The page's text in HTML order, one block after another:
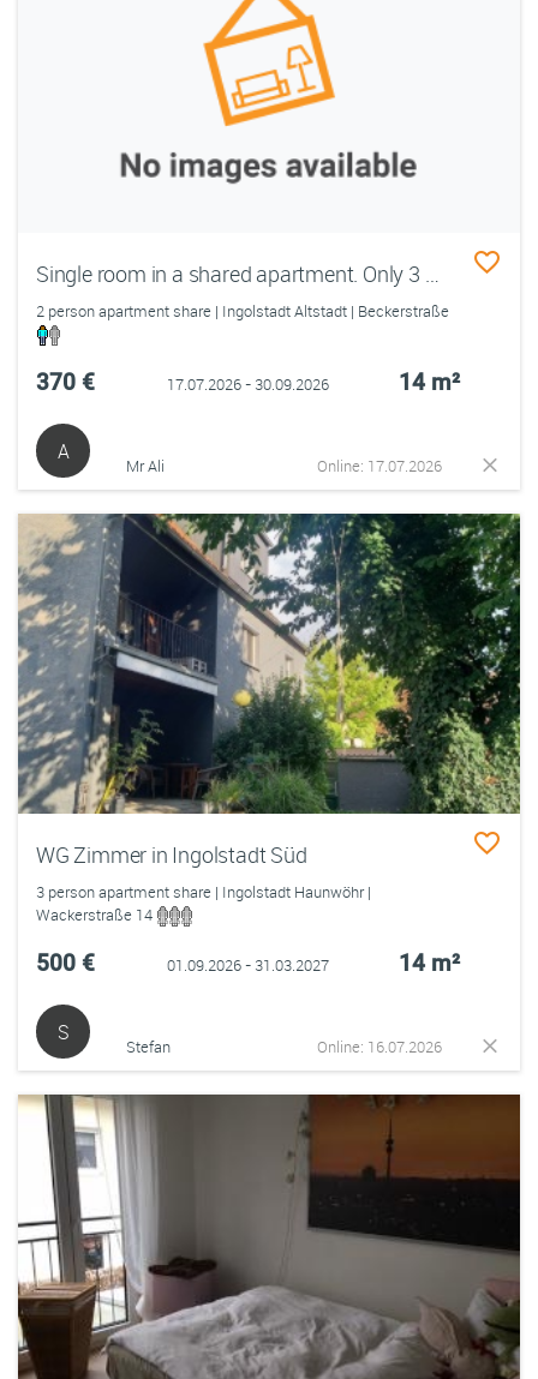
Single room in a shared apartment. Only 3 Minutes walk to THI.
2 person apartment share | Ingolstadt Altstadt | Beckerstraße
370 € 17.07.2026 - 30.09.2026 14 m²
A
Mr Ali Online: 17.07.2026
WG Zimmer in Ingolstadt Süd
3 person apartment share | Ingolstadt Haunwöhr |
Wackerstraße 14
500 € 01.09.2026 - 31.03.2027 14 m²
S
Stefan Online: 16.07.2026